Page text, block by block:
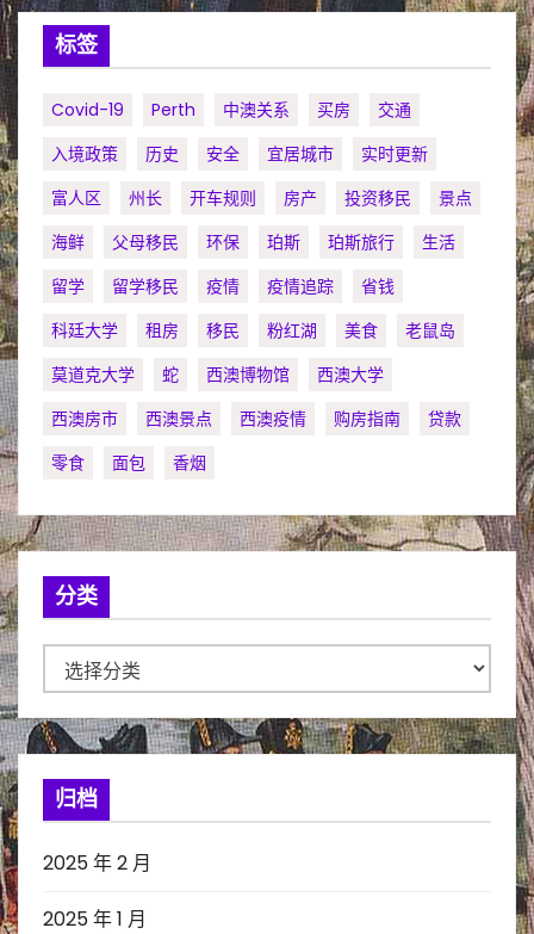
标签
Covid-19 Perth 中澳关系 买房
交通
入境政策
历史 安全 宜居城市
实时更新
富人区
州长 开车规则 房产 投资移民
景点
海鲜
父母移民 环保 珀斯 珀斯旅行
生活
留学
留学移民 疫情 疫情追踪
省钱
科廷大学
租房 移民 粉红湖 美食
老鼠岛
莫道克大学
蛇 西澳博物馆
西澳大学
西澳房市
西澳景点 西澳疫情 购房指南
贷款
零食
面包 香烟
分类
类
归档
2025 年 2 月
2025 年 1 月